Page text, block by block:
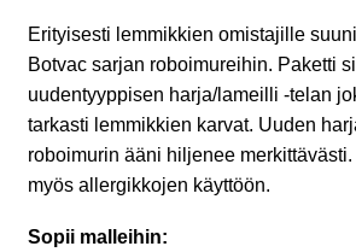
Erityisesti lemmikkien omistajille
Botvac sarjan roboimureihin. Paketti
uudentyyppisen harja/lameilli -telan
tarkasti lemmikkien karvat. Uuden
roboimurin ääni hiljenee
myös allergikkojen käyttöön.
Sopii malleihin: